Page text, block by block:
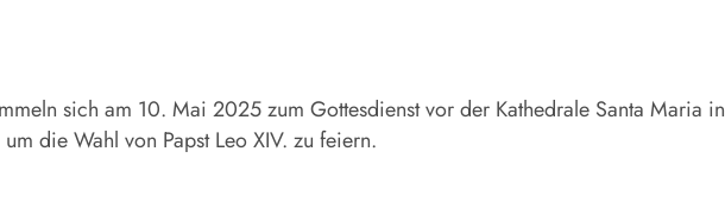
sich am 10. Mai 2025 zum Gottesdienst vor der Kathedrale Santa Maria in
die Wahl von Papst Leo XIV. zu feiern.